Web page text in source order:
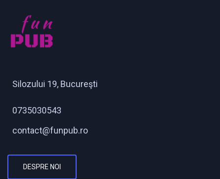
Silozului 19, Bucureşti
0735030543
contact@funpub.ro
DESPRE NOI